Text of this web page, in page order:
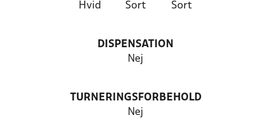
Hvid Sort Sort
DISPENSATION
Nej
TURNERINGSFORBEHOLD
Nej